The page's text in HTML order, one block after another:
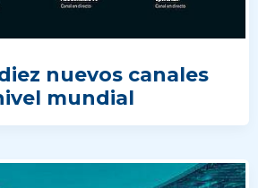
nuevos canales
mundial